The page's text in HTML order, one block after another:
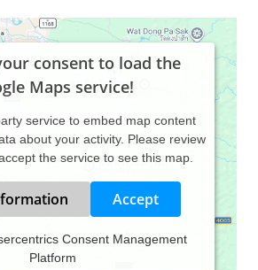
consent to load the
Maps service!
service to embed map content
about your activity. Please review
the service to see this map.
Accept
Consent Management
Platform
ich Hypno(se)therapie mit